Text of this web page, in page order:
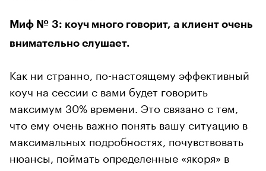
Миф № 3: коуч много говорит, а клиент очень
внимательно слушает.
Как ни странно, по-настоящему эффективный
коуч на сессии с вами будет говорить
максимум 30% времени. Это связано с тем,
что ему очень важно понять вашу ситуацию в
максимальных подробностях, почувствовать
нюансы, поймать определенные «якоря» в